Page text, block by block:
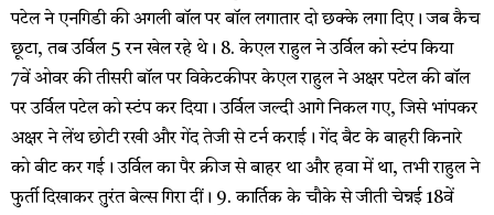
पटेल ने एनगिडी की अगली बॉल पर बॉल लगातार दो छक्के लगा दिए। जब कैच
छूटा, तब उर्विल 5 रन खेल रहे थे। 8. केएल राहुल ने उर्विल को स्टंप किया
7वें ओवर की तीसरी बॉल पर विकेटकीपर केएल राहुल ने अक्षर पटेल की बॉल
पर उर्विल पटेल को स्टंप कर दिया। उर्विल जल्दी आगे निकल गए, जिसे भांपकर
अक्षर ने लेंथ छोटी रखी और गेंद तेजी से टर्न कराई। गेंद बैट के बाहरी किनारे
को बीट कर गई। उर्विल का पैर क्रीज से बाहर था और हवा में था, तभी राहुल ने
फुर्ती दिखाकर तुरंत बेल्स गिरा दीं। 9. कार्तिक के चौके से जीती चेन्नई 18वें